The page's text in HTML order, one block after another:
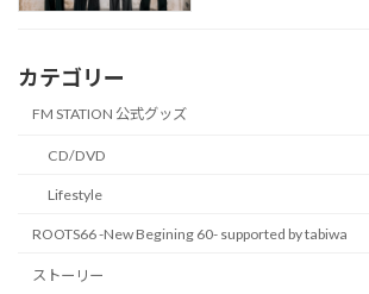
カテゴリー
FM STATION 公式グッズ
CD/DVD
Lifestyle
ROOTS66 -New Begining 60- supported by tabiwa
ストーリー